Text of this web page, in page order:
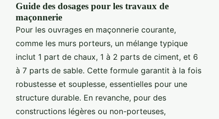
Guide des dosages pour les travaux de
maçonnerie
Pour les ouvrages en maçonnerie courante,
comme les murs porteurs, un mélange typique
inclut 1 part de chaux, 1 à 2 parts de ciment, et 6
à 7 parts de sable. Cette formule garantit à la fois
robustesse et souplesse, essentielles pour une
structure durable. En revanche, pour des
constructions légères ou non-porteuses,